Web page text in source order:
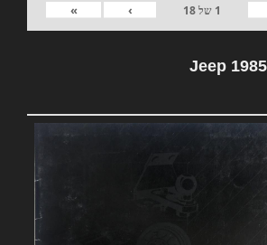
1 של18
›
»